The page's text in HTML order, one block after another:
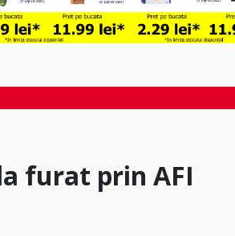
furat prin AFI